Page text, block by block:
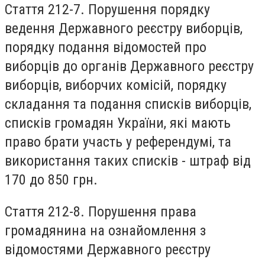
Стаття 212-7. Порушення порядку
ведення Державного реєстру виборців,
порядку подання відомостей про
виборців до органів Державного реєстру
виборців, виборчих комісій, порядку
складання та подання списків виборців,
списків громадян України, які мають
право брати участь у референдумі, та
використання таких списків - штраф від
170 до 850 грн.
Стаття 212-8. Порушення права
громадянина на ознайомлення з
відомостями Державного реєстру